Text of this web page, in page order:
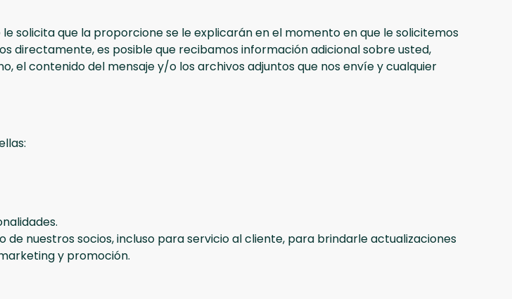
solicita que la proporcione se le explicarán en el momento en que le solicitemos
directamente, es posible que recibamos información adicional sobre usted,
el contenido del mensaje y/o los archivos adjuntos que nos envíe y cualquier
nuestros socios, incluso para servicio al cliente, para brindarle actualizaciones
y promoción.